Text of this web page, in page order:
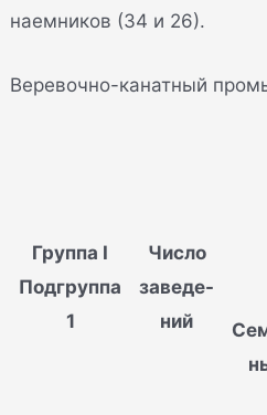
наемников (34 и 26).
Веревочно-канатный
Группа I
Подгруппа
1
Число
заведе-
ний